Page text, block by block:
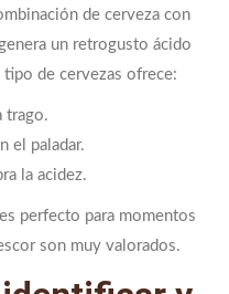
de cerveza con
un retrogusto ácido
de cervezas ofrece:
trago.
el paladar.
la acidez.
perfecto para momentos
son muy valorados.